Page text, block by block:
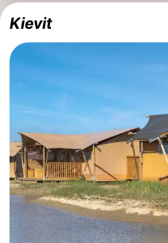
Kievit